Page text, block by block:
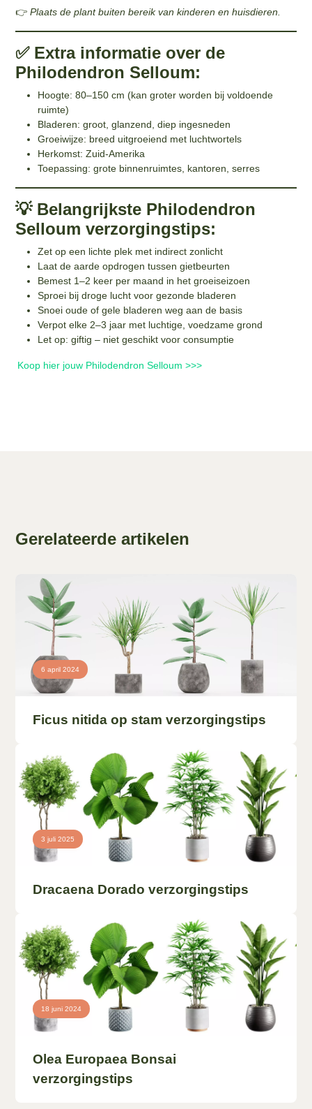
👉Plaats de plant buiten bereik van kinderen en huisdieren.
✅ Extra informatie over de
Philodendron Selloum:
Hoogte: 80–150 cm (kan groter worden bij voldoende
ruimte)
Bladeren: groot, glanzend, diep ingesneden
Groeiwijze: breed uitgroeiend met luchtwortels
Herkomst: Zuid-Amerika
Toepassing: grote binnenruimtes, kantoren, serres
💡 Belangrijkste Philodendron
Selloum verzorgingstips:
Zet op een lichte plek met indirect zonlicht
Laat de aarde opdrogen tussen gietbeurten
Bemest 1–2 keer per maand in het groeiseizoen
Sproei bij droge lucht voor gezonde bladeren
Snoei oude of gele bladeren weg aan de basis
Verpot elke 2–3 jaar met luchtige, voedzame grond
Let op: giftig – niet geschikt voor consumptie
Koop hier jouw Philodendron Selloum >>>
Gerelateerde artikelen
6 april 2024
Ficus nitida op stam verzorgingstips
3 juli 2025
Dracaena Dorado verzorgingstips
18 juni 2024
Olea Europaea Bonsai
verzorgingstips